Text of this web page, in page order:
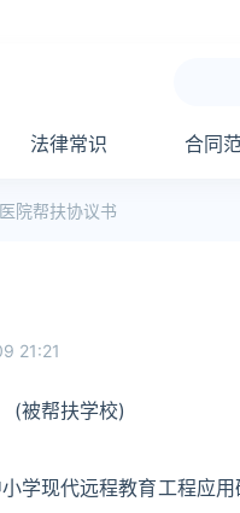
法律常识 合同
医院帮扶协议书
21:21
(被帮扶学校)
学现代远程教育工程应